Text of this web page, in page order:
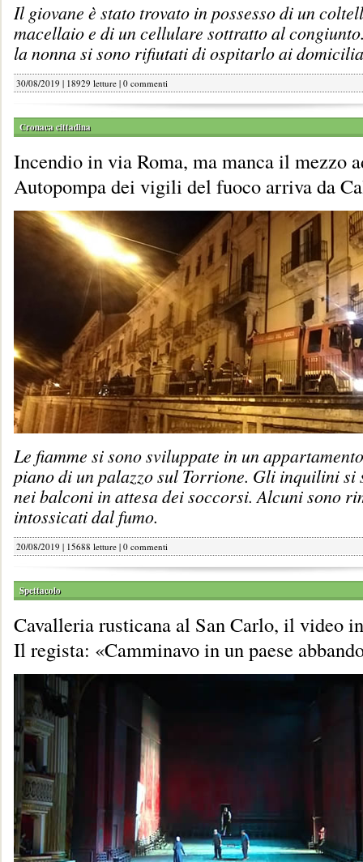
Il giovane è stato trovato in possesso di un
macellaio e di un cellulare sottratto al
la nonna si sono rifiutati di ospitarlo ai
30/08/2019 | 18929 letture | 0 commenti
Cronaca cittadina
Incendio in via Roma, ma manca il mezzo
Autopompa dei vigili del fuoco arriva da
Le fiamme si sono sviluppate in un
piano di un palazzo sul Torrione. Gli inquilini
nei balconi in attesa dei soccorsi. Alcuni sono
intossicati dal fumo.
20/08/2019 | 15688 letture | 0 commenti
Spettacolo
Cavalleria rusticana al San Carlo, il video
Il regista: «Camminavo in un paese